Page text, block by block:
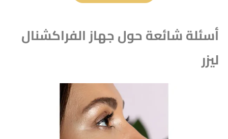
أسئلة شائعة حول جهاز الفراكشنال
ليزر